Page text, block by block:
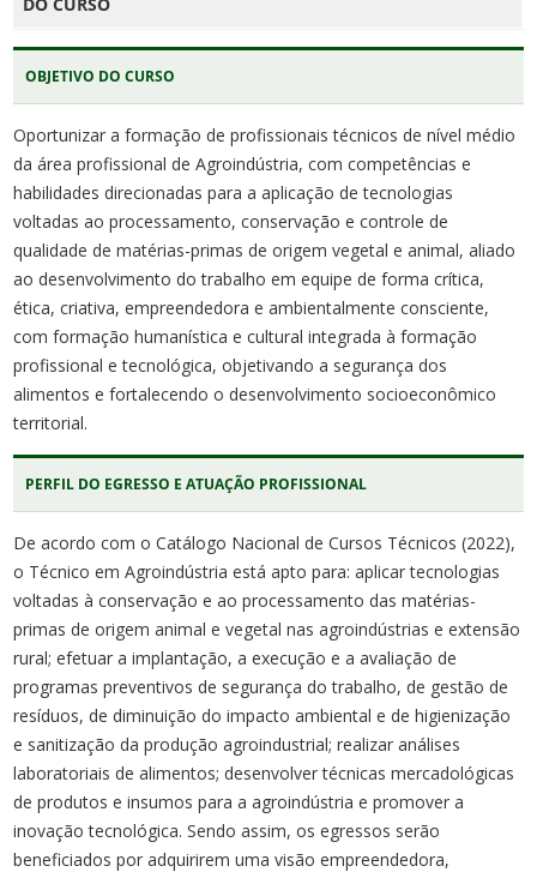
OBJETIVO DO CURSO
Oportunizar a formação de profissionais técnicos de nível médio
da área profissional de Agroindústria, com competências e
habilidades direcionadas para a aplicação de tecnologias
voltadas ao processamento, conservação e controle de
qualidade de matérias-primas de origem vegetal e animal, aliado
ao desenvolvimento do trabalho em equipe de forma crítica,
ética, criativa, empreendedora e ambientalmente consciente,
com formação humanística e cultural integrada à formação
profissional e tecnológica, objetivando a segurança dos
alimentos e fortalecendo o desenvolvimento socioeconômico
territorial.
PERFIL DO EGRESSO E ATUAÇÃO PROFISSIONAL
De acordo com o Catálogo Nacional de Cursos Técnicos (2022),
o Técnico em Agroindústria está apto para: aplicar tecnologias
voltadas à conservação e ao processamento das matérias-
primas de origem animal e vegetal nas agroindústrias e extensão
rural; efetuar a implantação, a execução e a avaliação de
programas preventivos de segurança do trabalho, de gestão de
resíduos, de diminuição do impacto ambiental e de higienização
e sanitização da produção agroindustrial; realizar análises
laboratoriais de alimentos; desenvolver técnicas mercadológicas
de produtos e insumos para a agroindústria e promover a
inovação tecnológica. Sendo assim, os egressos serão
beneficiados por adquirirem uma visão empreendedora,